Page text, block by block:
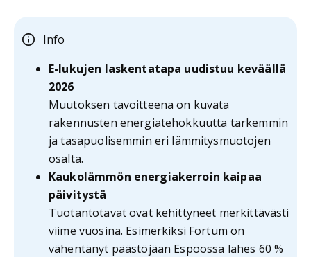
Info
E-lukujen laskentatapa uudistuu keväällä
2026
Muutoksen tavoitteena on kuvata
rakennusten energiatehokkuutta tarkemmin
ja tasapuolisemmin eri lämmitysmuotojen
osalta.
Kaukolämmön energiakerroin kaipaa
päivitystä
Tuotantotavat ovat kehittyneet merkittävästi
viime vuosina. Esimerkiksi Fortum on
vähentänyt päästöjään Espoossa lähes 60 %